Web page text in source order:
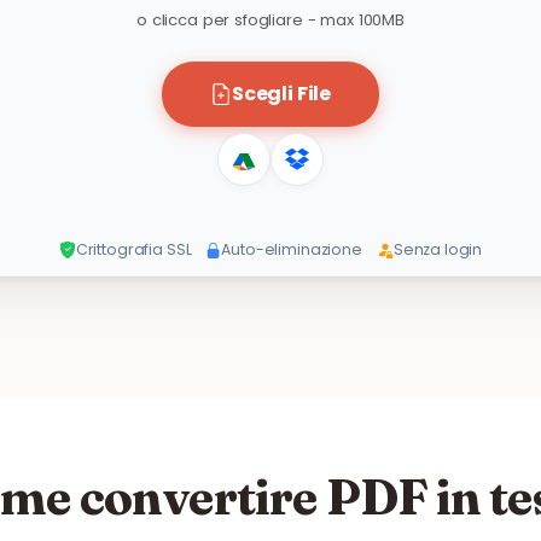
o clicca per sfogliare - max 100MB
Scegli File
Crittografia SSL Auto-eliminazione Senza login
convertire PDF in